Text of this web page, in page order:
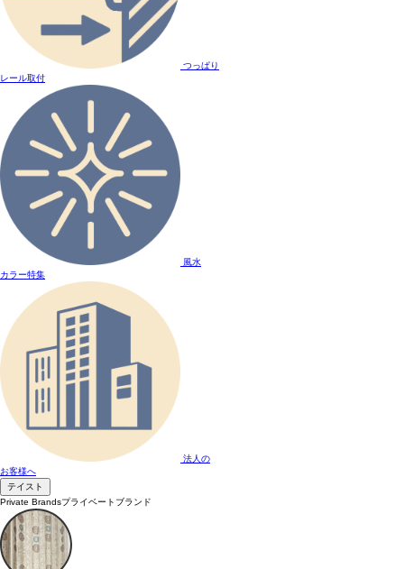
つっぱり
レール取付
風水
カラー特集
法人の
お客様へ
テイスト
Private Brandsプライベートブランド